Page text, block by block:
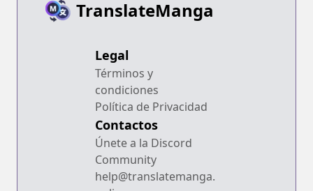
TranslateManga
Legal
Términos y
condiciones
Política de Privacidad
Contactos
Únete a la Discord
Community
help@translatemanga.